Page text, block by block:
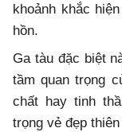
khoảnh khắc
hồn.
Ga tàu đặc biệt
tầm quan trọng
chất hay tinh
trọng vẻ đẹp